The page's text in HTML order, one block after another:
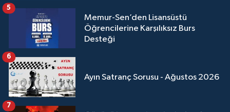
Memur-Sen’den Lisansüstü
Öğrencilerine Karşılıksız Burs
Desteği
5
Ayın Satranç Sorusu - Ağustos 2026
6
7